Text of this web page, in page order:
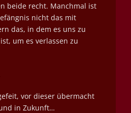
beide recht. Manchmal ist
nicht das mit
das, in dem es uns zu
um es verlassen zu
vor dieser übermacht
in Zukunft…